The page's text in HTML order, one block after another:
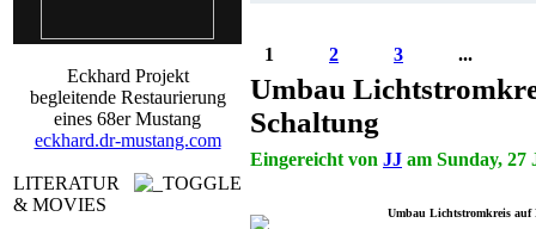
Eckhard Projekt
begleitende Restaurierung
eines 68er Mustang
eckhard.dr-mustang.com
LITERATUR
& MOVIES
1 2 3 ...
Umbau
Schaltung
Eingereicht von JJ am Sunday, 27
Umbau Lichtstromkreis auf